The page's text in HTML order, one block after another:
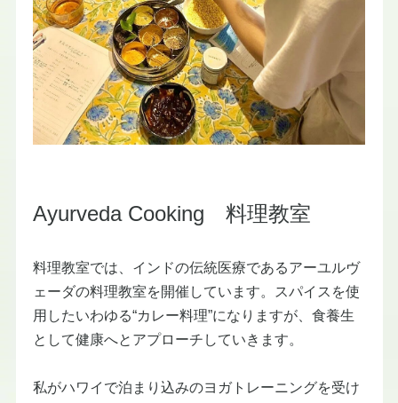
Ayurveda Cooking 料理教室​
​料理教室では、インドの伝統医療であるアーユルヴ
ェーダの料理教室を開催しています。スパイスを使
用したいわゆる“カレー料理”になりますが、食養生
として健康へとアプローチしていきます。
私がハワイで泊まり込みのヨガトレーニングを受け